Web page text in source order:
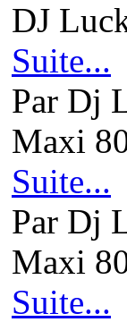
DJ
Suite...
Par Dj
Maxi
Suite...
Par Dj
Maxi
Suite...